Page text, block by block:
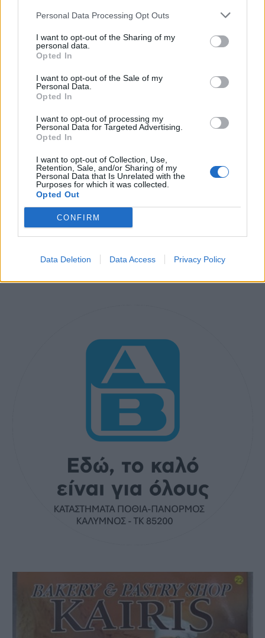
Personal Data Processing Opt Outs
I want to opt-out of the Sharing of my
personal data.
Opted In
I want to opt-out of the Sale of my
Personal Data.
Opted In
I want to opt-out of processing my
Personal Data for Targeted Advertising.
Opted In
I want to opt-out of Collection, Use,
Retention, Sale, and/or Sharing of my
Personal Data that Is Unrelated with the
Purposes for which it was collected.
Opted Out
CONFIRM
Data Deletion Data Access Privacy Policy